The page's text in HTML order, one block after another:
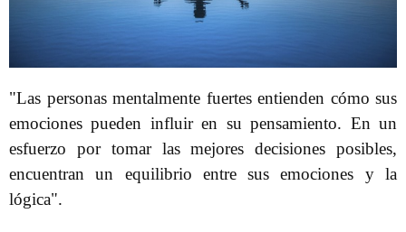
"Las personas mentalmente fuertes entienden cómo sus
emociones pueden influir en su pensamiento. En un
esfuerzo por tomar las mejores decisiones posibles,
encuentran un equilibrio entre sus emociones y la
lógica".